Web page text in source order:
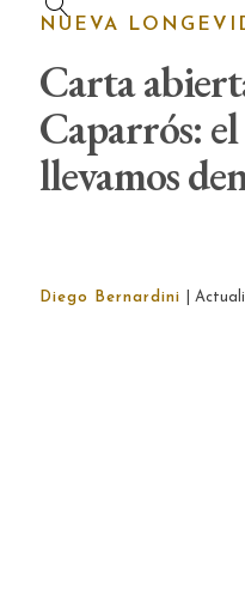
NUEVA
Carta
Caparrós:
llevamos
Diego Bernardini |